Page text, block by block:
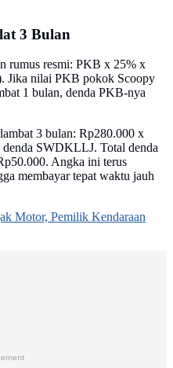
3 Bulan
rumus resmi: PKB x 25% x
Jika nilai PKB pokok Scoopy
1 bulan, denda PKB-nya
3 bulan: Rp280.000 x
SWDKLLJ. Total denda
Angka ini terus
membayar tepat waktu jauh
Motor, Pemilik Kendaraan